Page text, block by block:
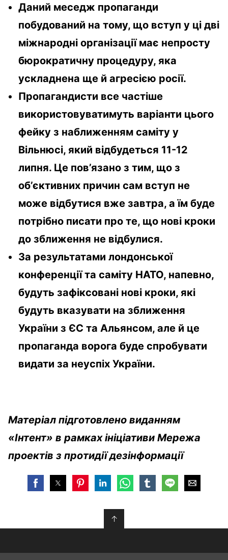
Даний меседж пропаганди
побудований на тому, що вступ у ці дві
міжнародні організації має непросту
бюрократичну процедуру, яка
ускладнена ще й агресією росії.
Пропагандисти все частіше
використовуватимуть варіанти цього
фейку з наближенням саміту у
Вільнюсі, який відбудеться 11-12
липня. Це пов’язано з тим, що з
об’єктивних причин сам вступ не
може відбутися вже завтра, а їм буде
потрібно писати про те, що нові кроки
до зближення не відбулися.
За результатами лондонської
конференції та саміту НАТО, напевно,
будуть зафіксовані нові кроки, які
будуть вказувати на зближення
України з ЄС та Альянсом, але й це
пропаганда ворога буде спробувати
видати за неуспіх України.
Матеріал підготовлено виданням
«Інтент» в рамках ініціативи Мережа
проектів з протидії дезінформації
↑